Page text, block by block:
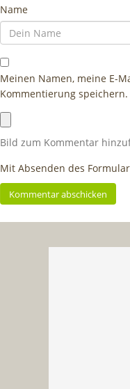
Name
Meinen Namen, meine E-
Kommentierung speichern.
Bild zum Kommentar
Mit Absenden des